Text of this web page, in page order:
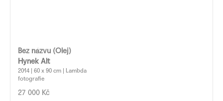
Bez názvu (Olej)
Hynek Alt
2014 | 60 x 90 cm | Lambda
fotografie
27 000 Kč